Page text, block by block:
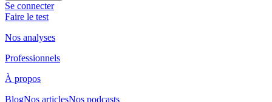
Se connecter
Faire le test
Nos analyses
Professionnels
À propos
BlogNos articlesNos podcasts